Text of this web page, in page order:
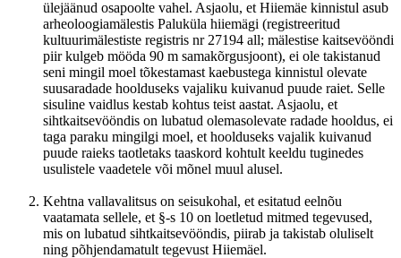
ülejäänud osapoolte vahel. Asjaolu, et Hiiemäe kinnistul asub
arheoloogiamälestis Paluküla hiiemägi (registreeritud
kultuurimälestiste registris nr 27194 all; mälestise kaitsevööndi
piir kulgeb mööda 90 m samakõrgusjoont), ei ole takistanud
seni mingil moel tõkestamast kaebustega kinnistul olevate
suusaradade hoolduseks vajaliku kuivanud puude raiet. Selle
sisuline vaidlus kestab kohtus teist aastat. Asjaolu, et
sihtkaitsevööndis on lubatud olemasolevate radade hooldus, ei
taga paraku mingilgi moel, et hoolduseks vajalik kuivanud
puude raieks taotletaks taaskord kohtult keeldu tuginedes
usulistele vaadetele või mõnel muul alusel.
Kehtna vallavalitsus on seisukohal, et esitatud eelnõu
vaatamata sellele, et §-s 10 on loetletud mitmed tegevused,
mis on lubatud sihtkaitsevööndis, piirab ja takistab oluliselt
ning põhjendamatult tegevust Hiiemäel.